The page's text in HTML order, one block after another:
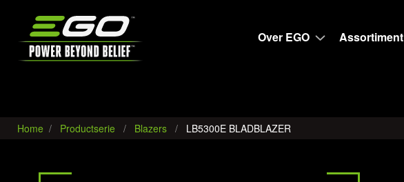
Over EGO
Assortiment
Home Productserie Blazers LB5300E BLADBLAZER